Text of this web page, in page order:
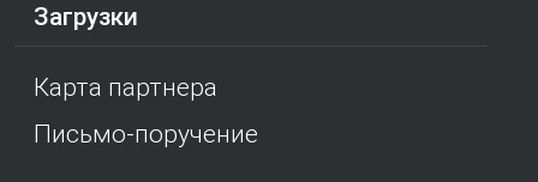
Загрузки
Карта партнера
Письмо-поручение